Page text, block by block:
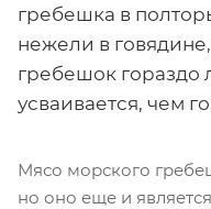
гребешка в
нежели в
гребешок гораздо
усваивается, чем
Мясо морского
но оно еще и